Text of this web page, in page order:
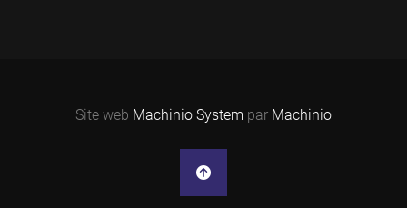
Site web Machinio System par Machinio